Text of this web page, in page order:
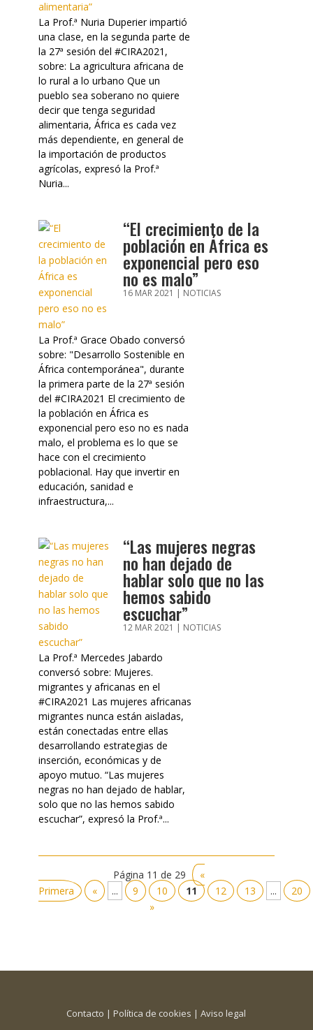
La Prof.ª Nuria Duperier impartió
una clase, en la segunda parte de
la 27ª sesión del #CIRA2021,
sobre: La agricultura africana de
lo rural a lo urbano Que un
pueblo sea soberano no quiere
decir que tenga seguridad
alimentaria, África es cada vez
más dependiente, en general de
la importación de productos
agrícolas, expresó la Prof.ª
Nuria...
“El crecimiento de la
población en África es
exponencial pero eso
no es malo”
16 MAR 2021 | NOTICIAS
La Prof.ª Grace Obado conversó
sobre: "Desarrollo Sostenible en
África contemporánea", durante
la primera parte de la 27ª sesión
del #CIRA2021 El crecimiento de
la población en África es
exponencial pero eso no es nada
malo, el problema es lo que se
hace con el crecimiento
poblacional. Hay que invertir en
educación, sanidad e
infraestructura,...
“Las mujeres negras
no han dejado de
hablar solo que no las
hemos sabido
escuchar”
12 MAR 2021 | NOTICIAS
La Prof.ª Mercedes Jabardo
conversó sobre: Mujeres.
migrantes y africanas en el
#CIRA2021 Las mujeres africanas
migrantes nunca están aisladas,
están conectadas entre ellas
desarrollando estrategias de
inserción, económicas y de
apoyo mutuo. “Las mujeres
negras no han dejado de hablar,
solo que no las hemos sabido
escuchar”, expresó la Prof.ª...
Página 11 de 29
«
Primera
« ... 9 10 11 12 13 ...
20
»
Contacto |Política de cookies |Aviso legal